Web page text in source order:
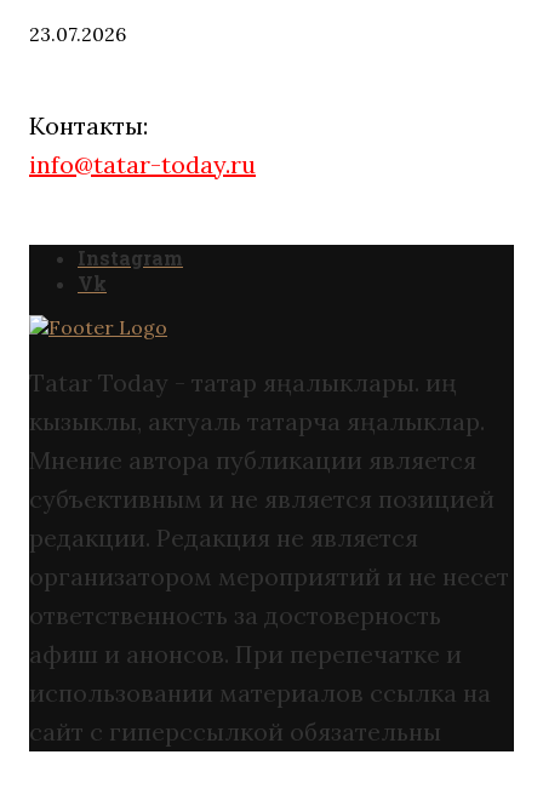
23.07.2026
Контакты:
info@tatar-today.ru
Instagram
Vk
Tatar Today - татар яңалыклары. иң
кызыклы, актуаль татарча яңалыклар.
Мнение автора публикации является
субъективным и не является позицией
редакции. Редакция не является
организатором мероприятий и не несет
ответственность за достоверность
афиш и анонсов. При перепечатке и
использовании материалов ссылка на
сайт с гиперссылкой обязательны